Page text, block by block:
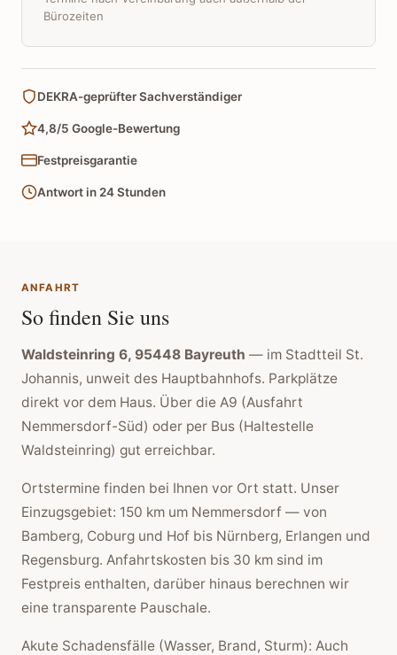
Bürozeiten
DEKRA-geprüfter Sachverständiger
4,8/5 Google-Bewertung
Festpreisgarantie
Antwort in 24 Stunden
ANFAHRT
So finden Sie uns
Waldsteinring 6, 95448 Bayreuth — im Stadtteil St.
Johannis, unweit des Hauptbahnhofs. Parkplätze
direkt vor dem Haus. Über die A9 (Ausfahrt
Nemmersdorf-Süd) oder per Bus (Haltestelle
Waldsteinring) gut erreichbar.
Ortstermine finden bei Ihnen vor Ort statt. Unser
Einzugsgebiet: 150 km um Nemmersdorf — von
Bamberg, Coburg und Hof bis Nürnberg, Erlangen und
Regensburg. Anfahrtskosten bis 30 km sind im
Festpreis enthalten, darüber hinaus berechnen wir
eine transparente Pauschale.
Akute Schadensfälle (Wasser, Brand, Sturm): Auch